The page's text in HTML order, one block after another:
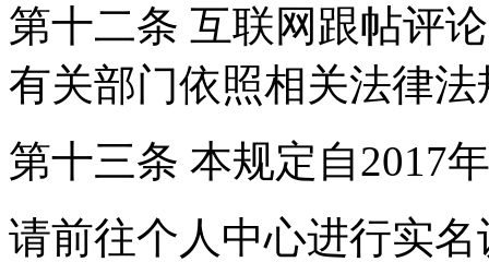
第十二条 互联网跟帖评
有关部门依照相关法律
第十三条 本规定自2017
请前往个人中心进行实名